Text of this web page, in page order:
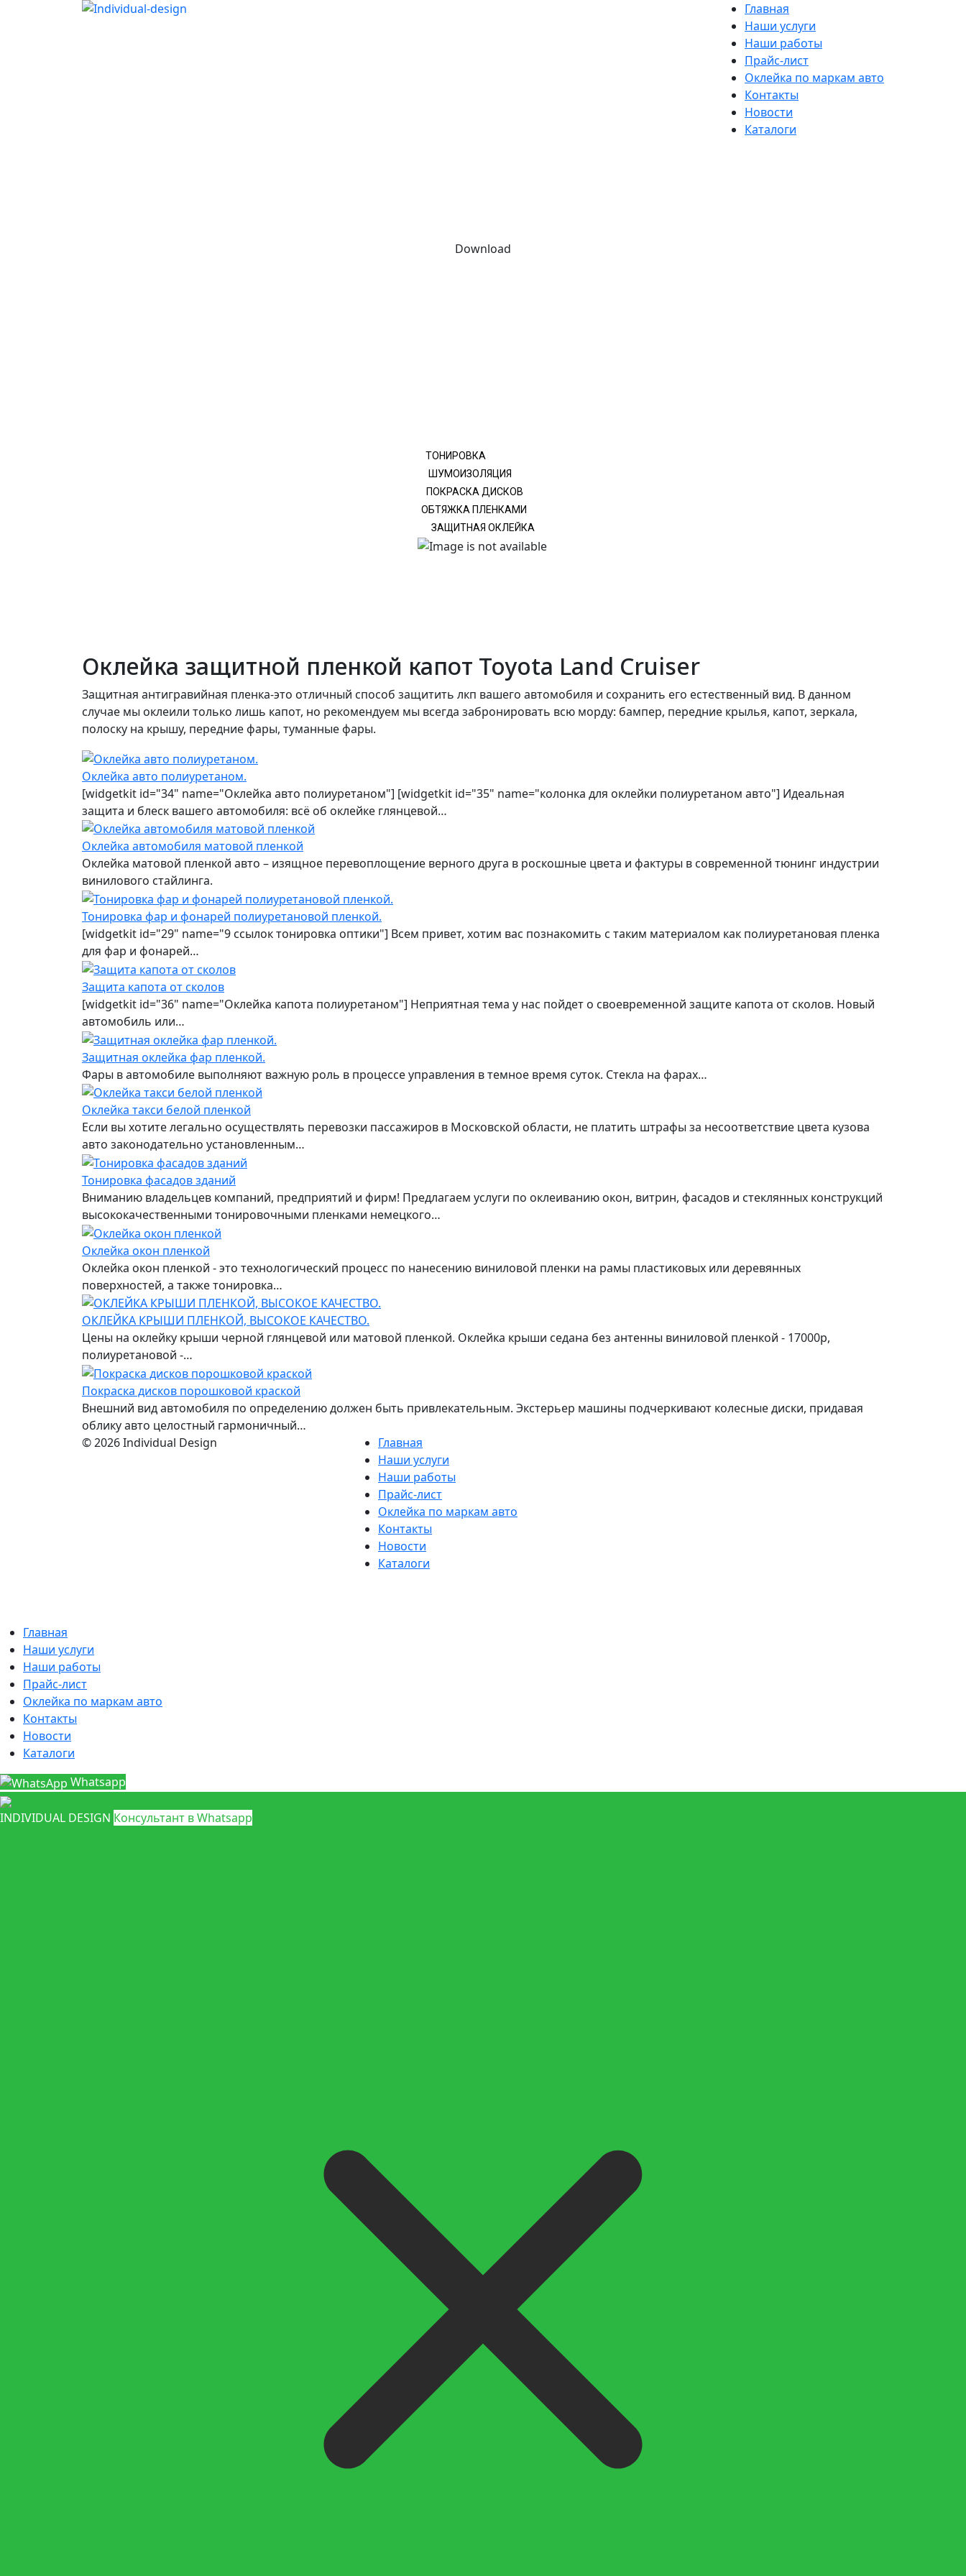
Главная
Наши услуги
Наши работы
Прайс-лист
Оклейка по маркам авто
Контакты
Новости
Каталоги
Download
ТОНИРОВКА
ШУМОИЗОЛЯЦИЯ
ПОКРАСКА ДИСКОВ
ОБТЯЖКА ПЛЕНКАМИ
ЗАЩИТНАЯ ОКЛЕЙКА
Оклейка защитной пленкой капот Toyota Land Cruiser
Защитная антигравийная пленка-это отличный способ защитить лкп вашего автомобиля и сохранить его естественный вид. В данном
случае мы оклеили только лишь капот, но рекомендуем мы всегда забронировать всю морду: бампер, передние крылья, капот, зеркала,
полоску на крышу, передние фары, туманные фары.
Оклейка авто полиуретаном.
[widgetkit id="34" name="Оклейка авто полиуретаном"] [widgetkit id="35" name="колонка для оклейки полиуретаном авто"] Идеальная
защита и блеск вашего автомобиля: всё об оклейке глянцевой…
Оклейка автомобиля матовой пленкой
Оклейка матовой пленкой авто – изящное перевоплощение верного друга в роскошные цвета и фактуры в современной тюнинг индустрии
винилового стайлинга.
Тонировка фар и фонарей полиуретановой пленкой.
[widgetkit id="29" name="9 ссылок тонировка оптики"] Всем привет, хотим вас познакомить с таким материалом как полиуретановая пленка
для фар и фонарей…
Защита капота от сколов
[widgetkit id="36" name="Оклейка капота полиуретаном"] Неприятная тема у нас пойдет о своевременной защите капота от сколов. Новый
автомобиль или…
Защитная оклейка фар пленкой.
Фары в автомобиле выполняют важную роль в процессе управления в темное время суток. Стекла на фарах…
Оклейка такси белой пленкой
Если вы хотите легально осуществлять перевозки пассажиров в Московской области, не платить штрафы за несоответствие цвета кузова
авто законодательно установленным…
Тонировка фасадов зданий
Вниманию владельцев компаний, предприятий и фирм! Предлагаем услуги по оклеиванию окон, витрин, фасадов и стеклянных конструкций
высококачественными тонировочными пленками немецкого…
Оклейка окон пленкой
Оклейка окон пленкой - это технологический процесс по нанесению виниловой пленки на рамы пластиковых или деревянных
поверхностей, а также тонировка…
ОКЛЕЙКА КРЫШИ ПЛЕНКОЙ, ВЫСОКОЕ КАЧЕСТВО.
Цены на оклейку крыши черной глянцевой или матовой пленкой. Оклейка крыши седана без антенны виниловой пленкой - 17000р,
полиуретановой -…
Покраска дисков порошковой краской
Внешний вид автомобиля по определению должен быть привлекательным. Экстерьер машины подчеркивают колесные диски, придавая
облику авто целостный гармоничный…
© 2026 Individual Design
Главная
Наши услуги
Наши работы
Прайс-лист
Оклейка по маркам авто
Контакты
Новости
Каталоги
Главная
Наши услуги
Наши работы
Прайс-лист
Оклейка по маркам авто
Контакты
Новости
Каталоги
Whatsapp
INDIVIDUAL DESIGN Консультант в Whatsapp